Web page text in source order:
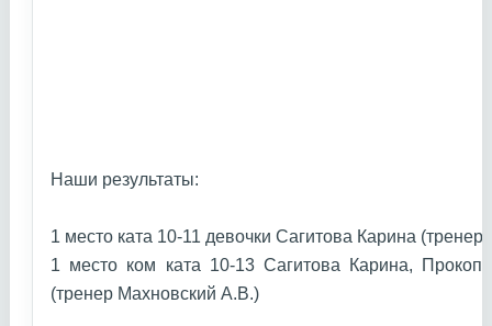
Наши результаты:
1 место ката 10-11 девочки Сагитова Карина
1 место ком ката 10-13 Сагитова Карина,
(тренер Махновский А.В.)